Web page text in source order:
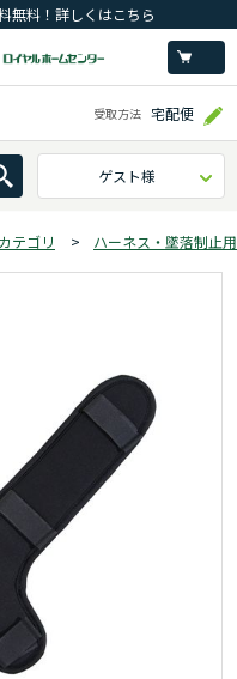
無料！詳しくはこちら
受取方法 宅配便
ゲスト様
テゴリ > ハーネス・墜落制止